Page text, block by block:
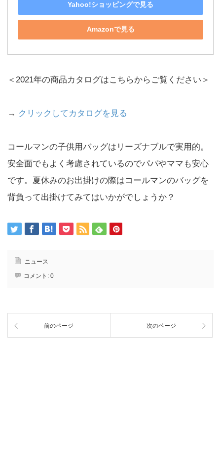
Yahoo!ショッピングで見る
Amazonで見る
＜2021年の商品カタログはこちらからご覧ください＞
→ クリックしてカタログを見る
コールマンの子供用バッグはリーズナブルで実用的。
安全面でもよく考慮されているのでパパやママも安心
です。夏休みのお出掛けの際はコールマンのバッグを
背負って出掛けてみてはいかがでしょうか？
ニュース
コメント: 0
前のページ 次のページ